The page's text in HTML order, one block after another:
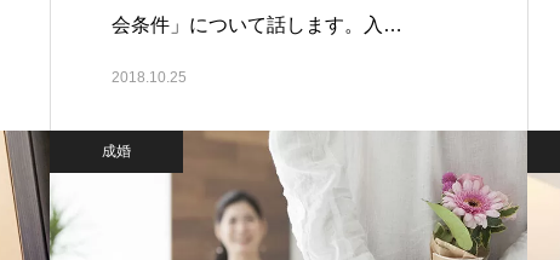
会条件」について話します。入…
2018.10.25
成婚